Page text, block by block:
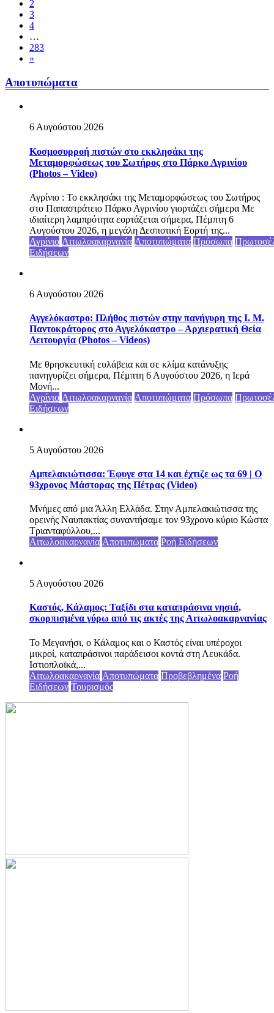
2
3
4
…
283
»
Αποτυπώματα
6 Αυγούστου 2026
Κοσμοσυρροή πιστών στο εκκλησάκι της
Μεταμορφώσεως του Σωτήρος στο Πάρκο Αγρινίου
(Photos – Video)
Αγρίνιο : Το εκκλησάκι της Μεταμορφώσεως του Σωτήρος
στο Παπαστράτειο Πάρκο Αγρινίου γιορτάζει σήμερα Με
ιδιαίτερη λαμπρότητα εορτάζεται σήμερα, Πέμπτη 6
Αυγούστου 2026, η μεγάλη Δεσποτική Εορτή της...
Αγρίνιο Αιτωλοακαρνανία Αποτυπώματα Πρόσωπα
Ειδήσεων
6 Αυγούστου 2026
Αγγελόκαστρο: Πλήθος πιστών στην πανήγυρη της Ι. Μ.
Παντοκράτορος στο Αγγελόκαστρο – Αρχιερατική Θεία
Λειτουργία (Photos – Videos)
Με θρησκευτική ευλάβεια και σε κλίμα κατάνυξης
πανηγυρίζει σήμερα, Πέμπτη 6 Αυγούστου 2026, η Ιερά
Μονή...
Αγρίνιο Αιτωλοακαρνανία Αποτυπώματα Πρόσωπα
Ειδήσεων
5 Αυγούστου 2026
Αμπελακιώτισσα: Έφυγε στα 14 και έχτιζε ως τα 69 | Ο
93χρονος Μάστορας της Πέτρας (Video)
Μνήμες από μια Άλλη Ελλάδα. Στην Αμπελακιώτισσα της
ορεινής Ναυπακτίας συναντήσαμε τον 93χρονο κύριο Κώστα
Τριανταφύλλου,...
Αιτωλοακαρνανία Αποτυπώματα Ροή Ειδήσεων
5 Αυγούστου 2026
Καστός, Κάλαμος: Ταξίδι στα καταπράσινα νησιά,
σκορπισμένα γύρω από τις ακτές της Αιτωλοακαρνανίας
Το Μεγανήσι, ο Κάλαμος και ο Καστός είναι υπέροχοι
μικροί, καταπράσινοι παράδεισοι κοντά στη Λευκάδα.
Ιστιοπλοϊκά,...
Αιτωλοακαρνανία Αποτυπώματα Προβεβλημένα Ροή
Ειδήσεων Τουρισμός